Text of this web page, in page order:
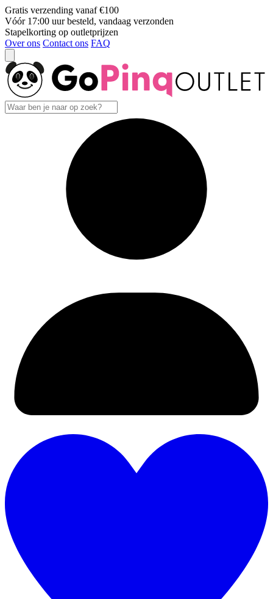
Gratis verzending vanaf €100
Vóór 17:00 uur besteld, vandaag verzonden
Stapelkorting op outletprijzen
Over ons Contact ons FAQ